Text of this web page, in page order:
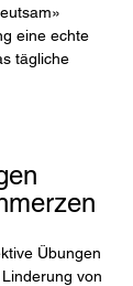
eine echte
tägliche
Übungen
von